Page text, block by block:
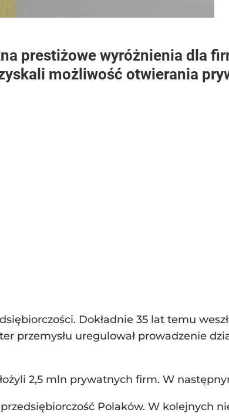
prestiżowe wyróżnienia dla
możliwość otwierania
Dokładnie 35 lat temu
przemysłu uregulował prowadzenie
2,5 mln prywatnych firm. W
Polaków. W kolejnych